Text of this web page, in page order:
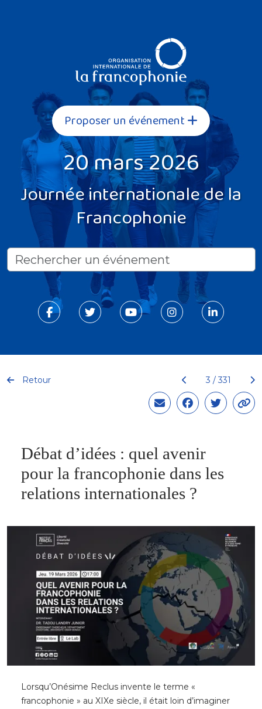
Proposer un événement
20 mars 2026
Journée internationale de la
Francophonie
Retour 3 / 331
Débat d’idées : quel avenir
pour la francophonie dans les
relations internationales ?
Lorsqu’Onésime Reclus invente le terme «
francophonie » au XIXe siècle, il était loin d’imaginer